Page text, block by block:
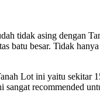
tidak asing dengan
batu besar. Tidak
Lot ini yaitu sekitar
recommended